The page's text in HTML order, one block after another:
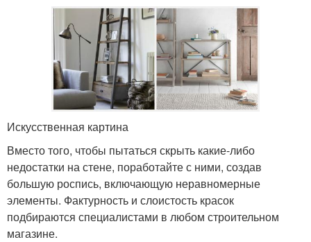
Искусственная картина
Вместо того, чтобы пытаться скрыть какие-либо
недостатки на стене, поработайте с ними, создав
большую роспись, включающую неравномерные
элементы. Фактурность и слоистость красок
подбираются специалистами в любом строительном
магазине.